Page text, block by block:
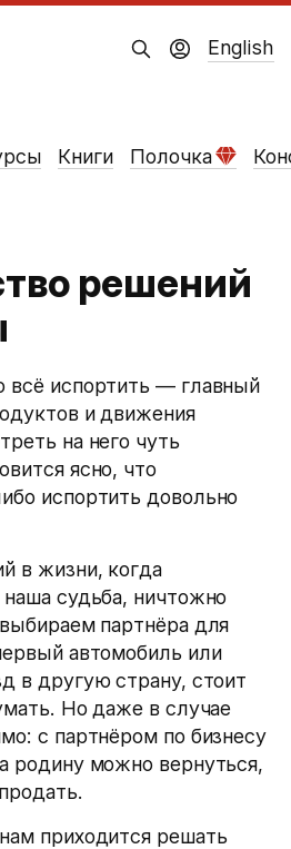
Книги Полочка
English
решений
всё испортить — главный
и движения
на него чуть
ясно, что
испортить довольно
в жизни, когда
судьба, ничтожно
партнёра для
автомобиль или
в другую страну, стоит
Но даже в случае
с партнёром по бизнесу
родину можно вернуться,
приходится решать